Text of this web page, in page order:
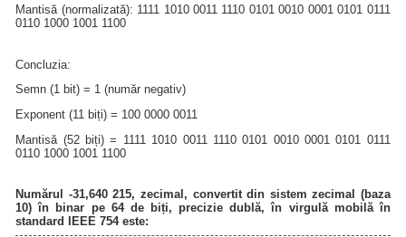
Mantisă (normalizată): 1111 1010 0011 1110 0101 0010 0001 0101 0111
0110 1000 1001 1100
Concluzia:
Semn (1 bit) = 1 (număr negativ)
Exponent (11 biți) = 100 0000 0011
Mantisă (52 biți) = 1111 1010 0011 1110 0101 0010 0001 0101 0111
0110 1000 1001 1100
Numărul -31,640 215, zecimal, convertit din sistem zecimal (baza
10) în binar pe 64 de biți, precizie dublă, în virgulă mobilă în
standard IEEE 754 este: